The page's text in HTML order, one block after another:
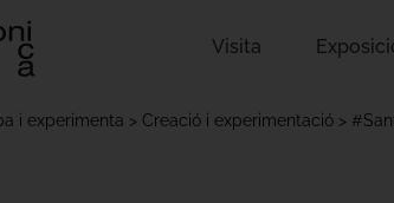
Visita
i experimenta Creació i experimentació